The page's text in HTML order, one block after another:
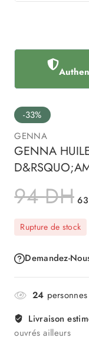
-33%
GENNA
GENNA
94DH 63
Rupture de stock
Demandez-
24
Livraison
ouvrés ailleurs